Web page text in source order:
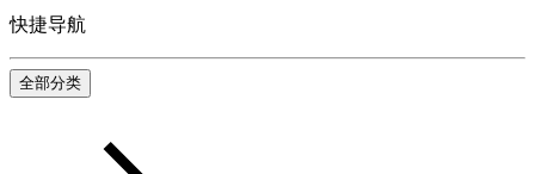
快捷导航
全部分类